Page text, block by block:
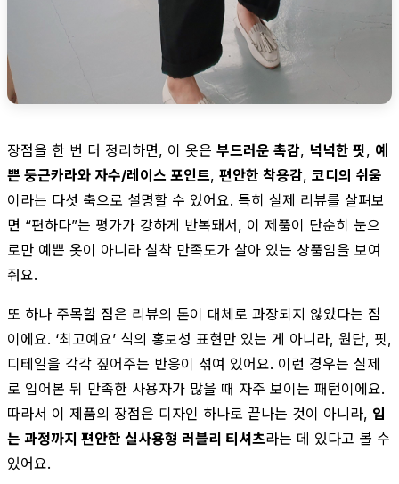
장점을 한 번 더 정리하면, 이 옷은 부드러운 촉감, 넉넉한 핏, 예
쁜 둥근카라와 자수/레이스 포인트, 편안한 착용감, 코디의 쉬움
이라는 다섯 축으로 설명할 수 있어요. 특히 실제 리뷰를 살펴보
면 “편하다”는 평가가 강하게 반복돼서, 이 제품이 단순히 눈으
로만 예쁜 옷이 아니라 실착 만족도가 살아 있는 상품임을 보여
줘요.
또 하나 주목할 점은 리뷰의 톤이 대체로 과장되지 않았다는 점
이에요. ‘최고예요’ 식의 홍보성 표현만 있는 게 아니라, 원단, 핏,
디테일을 각각 짚어주는 반응이 섞여 있어요. 이런 경우는 실제
로 입어본 뒤 만족한 사용자가 많을 때 자주 보이는 패턴이에요.
따라서 이 제품의 장점은 디자인 하나로 끝나는 것이 아니라, 입
는 과정까지 편안한 실사용형 러블리 티셔츠라는 데 있다고 볼 수
있어요.